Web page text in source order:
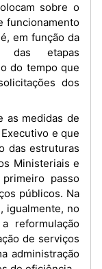
sobre o
funcionamento
em função da
das etapas
do tempo que
dos
e que
das estruturas
Ministeriais e
passo
públicos. Na
igualmente, no
reformulação
de serviços
administração